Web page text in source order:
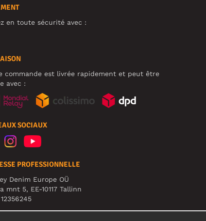
en toute sécurité avec :
commande est livrée rapidement et peut être
avec :
SOCIAUX
PROFESSIONNELLE
Denim Europe OÜ
mnt 5, EE-10117 Tallinn
12356245
! N'envoyez pas les retours de produits à